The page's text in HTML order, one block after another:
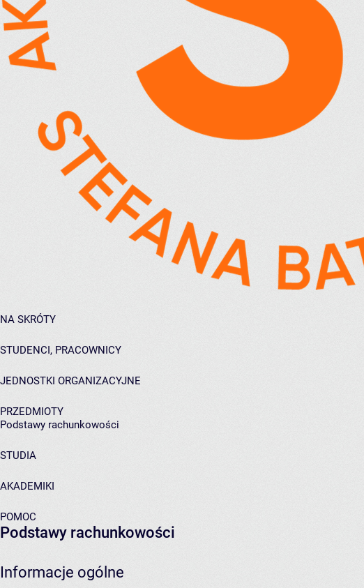
NA SKRÓTY
STUDENCI, PRACOWNICY
JEDNOSTKI ORGANIZACYJNE
PRZEDMIOTY
Podstawy rachunkowości
STUDIA
AKADEMIKI
POMOC
Podstawy rachunkowości
Informacje ogólne